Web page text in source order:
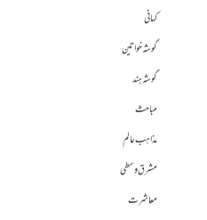
کہانی
گوشہ خواتین
گوشہ ہند
مباحث
مذاہب عالم
مشرق وسطی
معاشرت